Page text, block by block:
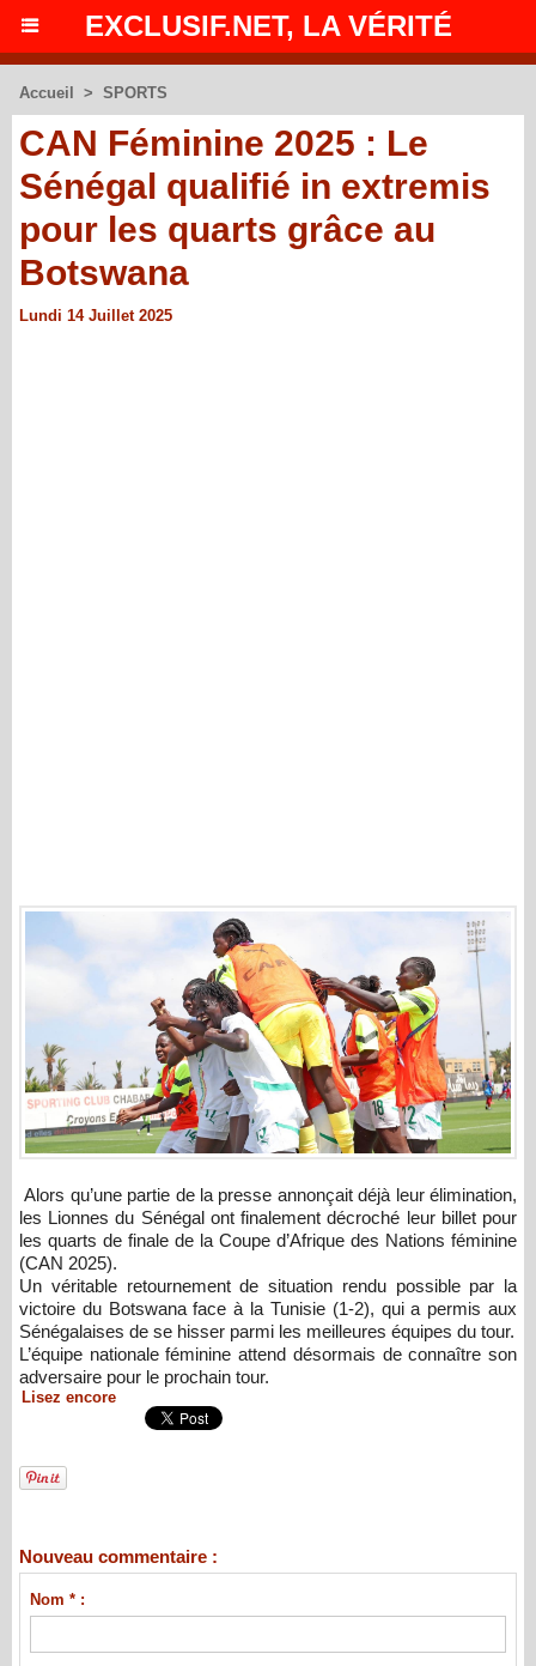
EXCLUSIF.NET, LA VÉRITÉ
Accueil > SPORTS
CAN Féminine 2025 : Le
Sénégal qualifié in extremis
pour les quarts grâce au
Botswana
Lundi 14 Juillet 2025
Alors qu’une partie de la presse annonçait déjà leur élimination,
les Lionnes du Sénégal ont finalement décroché leur billet pour
les quarts de finale de la Coupe d’Afrique des Nations féminine
(CAN 2025).
Un véritable retournement de situation rendu possible par la
victoire du Botswana face à la Tunisie (1-2), qui a permis aux
Sénégalaises de se hisser parmi les meilleures équipes du tour.
L’équipe nationale féminine attend désormais de connaître son
adversaire pour le prochain tour.
Lisez encore
Nouveau commentaire :
Nom * :